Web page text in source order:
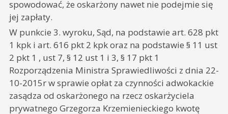
spowodować, że oskarżony nawet nie podejmie się
jej zapłaty.
W punkcie 3. wyroku, Sąd, na podstawie art. 628 pkt
1 kpk i art. 616 pkt 2 kpk oraz na podstawie § 11 ust
2 pkt 1 , ust 7, § 12 ust 1 i 3, § 17 pkt 1
Rozporządzenia Ministra Sprawiedliwości z dnia 22-
10-2015r w sprawie opłat za czynności adwokackie
zasądza od oskarżonego na rzecz oskarżyciela
prywatnego Grzegorza Krzemienieckiego kwotę